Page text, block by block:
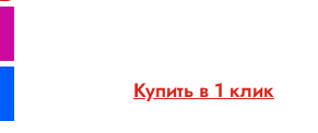
Купить в 1 клик